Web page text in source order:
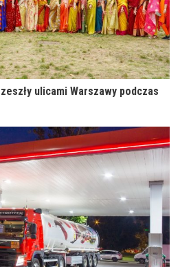
ulicami Warszawy podczas